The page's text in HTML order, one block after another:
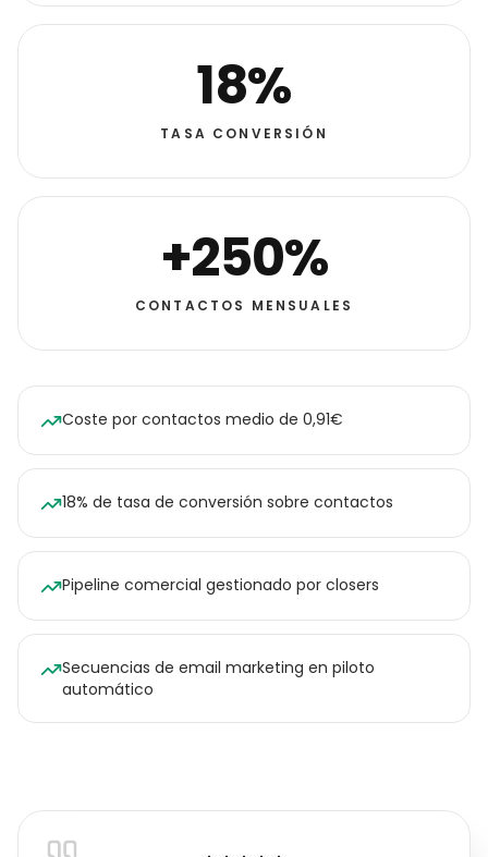
18%
TASA CONVERSIÓN
+250%
CONTACTOS MENSUALES
Coste por contactos medio de 0,91€
18% de tasa de conversión sobre contactos
Pipeline comercial gestionado por closers
Secuencias de email marketing en piloto
automático